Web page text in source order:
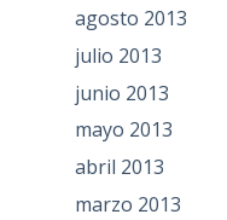
agosto 2013
julio 2013
junio 2013
mayo 2013
abril 2013
marzo 2013